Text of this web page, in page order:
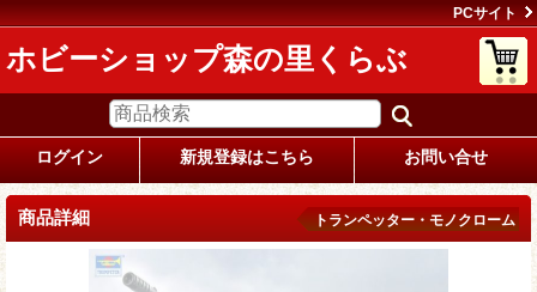
PCサイト
ホビーショップ森の里くらぶ
ログイン 新規登録はこちら お問い合せ
商品詳細 トランペッター・モノクローム